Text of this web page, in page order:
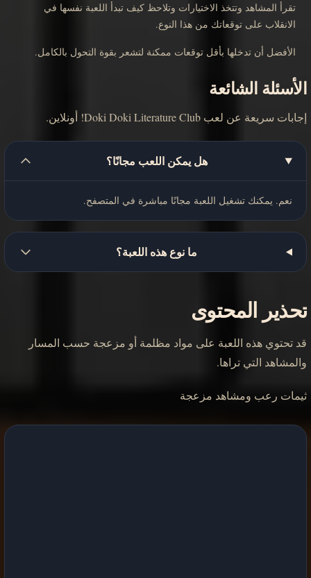
تقرأ المشاهد وتتخذ الاختيارات وتلاحظ كيف تبدأ اللعبة نفسها في
الانقلاب على توقعاتك من هذا النوع.
الأفضل أن تدخلها بأقل توقعات ممكنة لتشعر بقوة التحول بالكامل.
الأسئلة الشائعة
إجابات سريعة عن لعب Doki Doki Literature Club! أونلاين.
هل يمكن اللعب مجانًا؟
نعم. يمكنك تشغيل اللعبة مجانًا مباشرة في المتصفح.
ما نوع هذه اللعبة؟
تحذير المحتوى
قد تحتوي هذه اللعبة على مواد مظلمة أو مزعجة حسب المسار
والمشاهد التي تراها.
ثيمات رعب ومشاهد مزعجة